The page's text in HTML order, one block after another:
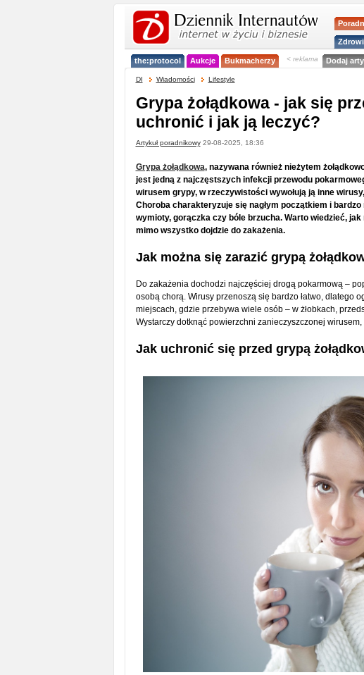
the:protocol Aukcje Bukmacherzy < reklama Dodaj
DI Wiadomości Lifestyle
Grypa żołądkowa - jak się
uchronić i jak ją leczyć?
Artykuł poradnikowy29-08-2025, 18:36
Grypa żołądkowa, nazywana również nieżytem
jest jedną z najczęstszych infekcji przewodu
wirusem grypy, w rzeczywistości wywołują ją inne
Choroba charakteryzuje się nagłym początkiem i
wymioty, gorączka czy bóle brzucha. Warto wiedzieć,
mimo wszystko dojdzie do zakażenia.
Jak można się zarazić grypą
Do zakażenia dochodzi najczęściej drogą pokarmową –
osobą chorą. Wirusy przenoszą się bardzo łatwo, dlatego
miejscach, gdzie przebywa wiele osób – w żłobkach,
Wystarczy dotknąć powierzchni zanieczyszczonej
Jak uchronić się przed grypą